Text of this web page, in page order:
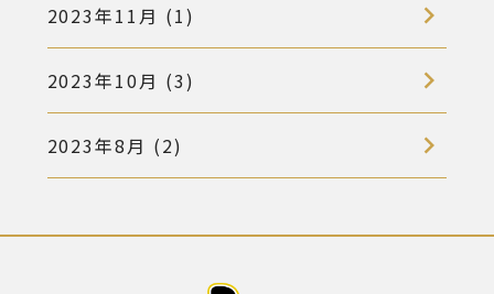
2023年11月 (1)
2023年10月 (3)
2023年8月 (2)